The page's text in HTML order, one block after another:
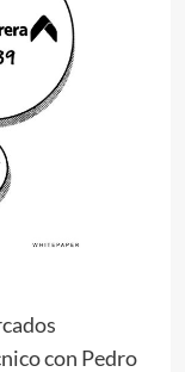
con Pedro